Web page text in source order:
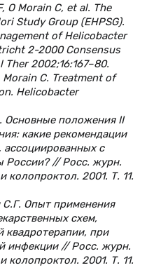
O Morain C, et al. The
Study Group (EHPSG).
of Helicobacter
2-2000 Consensus
2002;16:167–80.
Morain C. Treatment of
Helicobacter
Основные положения II
какие рекомендации
ассоциированных с
России? // Росс. журн.
колопроктол. 2001. Т. 11.
Опыт применения
схем,
квадротерапии, при
инфекции // Росс. журн.
колопроктол. 2001. Т. 11.